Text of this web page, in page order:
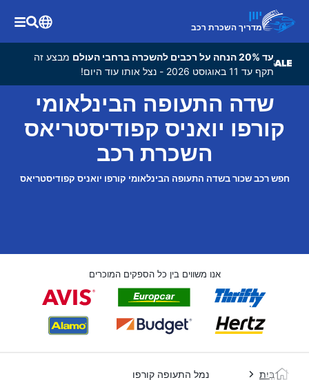
יוון
מדריך השכרת רכב
עד 20% הנחה על רכבים להשכרה ברחבי העולם
מבצע זה
תקף עד 11 באוגוסט 2026 - נצל אותו עוד היום!
שדה התעופה הבינלאומי
קורפו יואניס קפודיסטריאס
השכרת רכב
חפש רכב שכור בשדה התעופה הבינלאומי קורפו יואניס קפודיסטריאס
אנו משווים בין כל הספקים המוכרים
בַּיִת נמל התעופה קורפו